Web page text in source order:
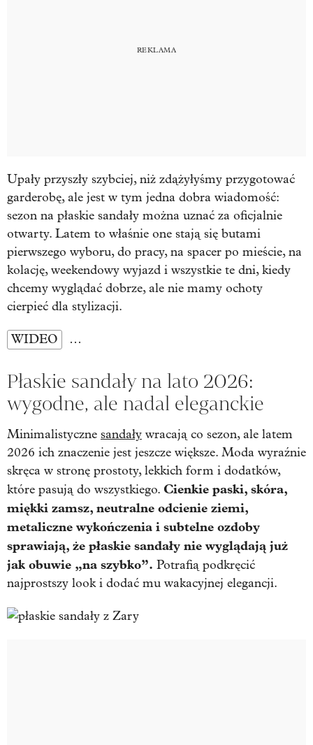
Upały przyszły szybciej, niż zdążyłyśmy przygotować
garderobę, ale jest w tym jedna dobra wiadomość:
sezon na płaskie sandały można uznać za oficjalnie
otwarty. Latem to właśnie one stają się butami
pierwszego wyboru, do pracy, na spacer po mieście, na
kolację, weekendowy wyjazd i wszystkie te dni, kiedy
chcemy wyglądać dobrze, ale nie mamy ochoty
cierpieć dla stylizacji.
WIDEO …
Płaskie sandały na lato 2026:
wygodne, ale nadal eleganckie
Minimalistyczne sandały wracają co sezon, ale latem
2026 ich znaczenie jest jeszcze większe. Moda wyraźnie
skręca w stronę prostoty, lekkich form i dodatków,
które pasują do wszystkiego. Cienkie paski, skóra,
miękki zamsz, neutralne odcienie ziemi,
metaliczne wykończenia i subtelne ozdoby
sprawiają, że płaskie sandały nie wyglądają już
jak obuwie „na szybko”. Potrafią podkręcić
najprostszy look i dodać mu wakacyjnej elegancji.